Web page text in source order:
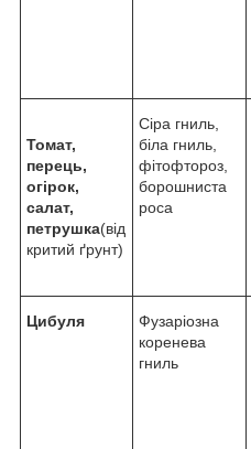
Томат,
перець,
огірок,
салат,
петрушка(від
критий ґрунт)
Сіра гниль,
біла гниль,
фітофтороз,
борошниста
роса
Цибуля
Фузаріозна
коренева
гниль